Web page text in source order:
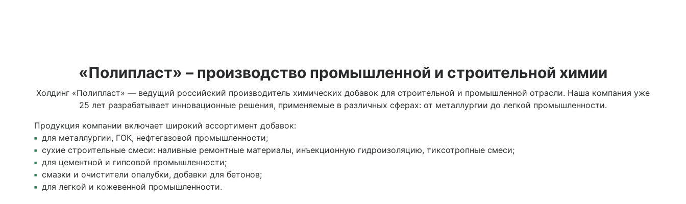
«Полипласт» – производство промышленной и строительной химии
Холдинг «Полипласт» — ведущий российский производитель химических добавок для строительной и промышленной отрасли. Наша компания уже
25 лет разрабатывает инновационные решения, применяемые в различных сферах: от металлургии до легкой промышленности.
Продукция компании включает широкий ассортимент добавок:
для металлургии, ГОК, нефтегазовой промышленности;
сухие строительные смеси: наливные ремонтные материалы, инъекционную гидроизоляцию, тиксотропные смеси;
для цементной и гипсовой промышленности;
смазки и очистители опалубки, добавки для бетонов;
для легкой и кожевенной промышленности.